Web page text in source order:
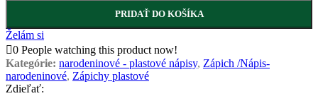
PRIDAŤ DO KOŠÍKA
Želám si
0 People watching this product now!
Kategórie: narodeninové - plastové nápisy, Zápich /Nápis-
narodeninové, Zápichy plastové
Zdieľať: